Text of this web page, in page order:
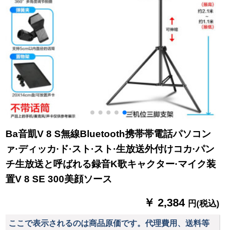
Ba音凱V 8 S無線Bluetooth携帯帯電話パソコン
ァ·ディッカ·ド·スト·スト·生放送外付けコカ·パン
チ生放送と呼ばれる録音K歌キャクター·マイク装
置V 8 SE 300美顔ソース
￥ 2,384 円(税込)
ここで表示されるのは商品原価です。代理費用、送料等